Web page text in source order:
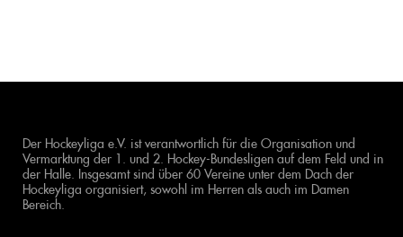
Der Hockeyliga e.V. ist verantwortlich für die Organisation und
Vermarktung der 1. und 2. Hockey-Bundesligen auf dem Feld und in
der Halle. Insgesamt sind über 60 Vereine unter dem Dach der
Hockeyliga organisiert, sowohl im Herren als auch im Damen
Bereich.